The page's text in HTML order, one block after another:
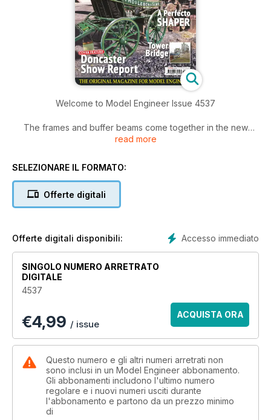
Welcome to Model Engineer Issue 4537
The frames and buffer beams come together in the new
series describing Halstead, an attractive 2-4-2 passenger
series - (Terry assumes that you have made a locomotive
existing locomotive designs to create a new outline.
hydraulic engine.
the recent Doncaster Show and features one model from the
Guild of Model Wheelwrights on the cover of this issue.
Dr. Michael Ackerman has been considering the conventions
of miniature magnetos and gives some thought to a new
Mike Haughton had always had a hankering for a powered
shaper then one came his way. After some minor restoration
he assesses its value as an addition to his workshop.
The late Peter Southworth’s article looks in more detail at the
benefits of the Corliss valve to the textile mill engine and
read more
SELEZIONARE IL FORMATO:
Offerte digitali
Accesso immediato
Offerte digitali disponibili:
SINGOLO NUMERO ARRETRATO
DIGITALE
4537
€4,99 / issue
ACQUISTA ORA
Questo numero e gli altri numeri arretrati non
sono inclusi in un Model Engineer abbonamento.
Gli abbonamenti includono l'ultimo numero
regolare e i nuovi numeri usciti durante
l'abbonamento e partono da un prezzo minimo
di